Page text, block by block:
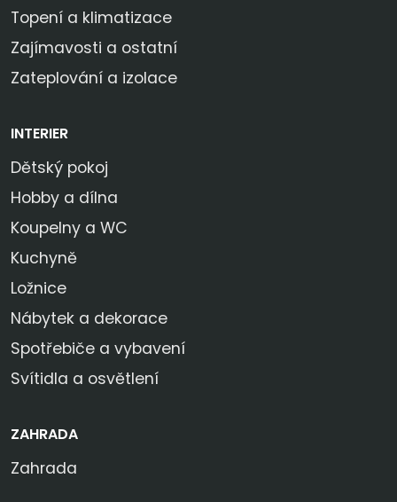
Topení a klimatizace
Zajímavosti a ostatní
Zateplování a izolace
INTERIER
Dětský pokoj
Hobby a dílna
Koupelny a WC
Kuchyně
Ložnice
Nábytek a dekorace
Spotřebiče a vybavení
Svítidla a osvětlení
ZAHRADA
Zahrada